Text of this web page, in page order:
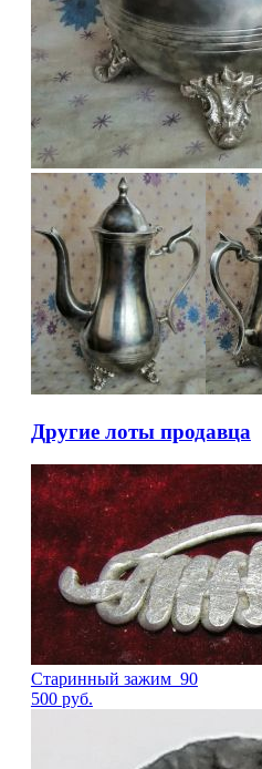
Другие лоты продавца
Старинный зажим_90
500 руб.